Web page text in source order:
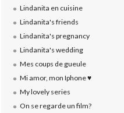
Lindanita en cuisine
Lindanita's friends
Lindanita's pregnancy
Lindanita's wedding
Mes coups de gueule
Mi amor, mon Iphone ♥
My lovely series
On se regarde un film?